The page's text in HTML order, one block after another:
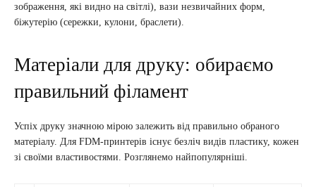
зображення, які видно на світлі), вази незвичайних форм,
біжутерію (сережки, кулони, браслети).
Матеріали для друку: обираємо
правильний філамент
Успіх друку значною мірою залежить від правильно обраного
матеріалу. Для FDM-принтерів існує безліч видів пластику, кожен
зі своїми властивостями. Розглянемо найпопулярніші.